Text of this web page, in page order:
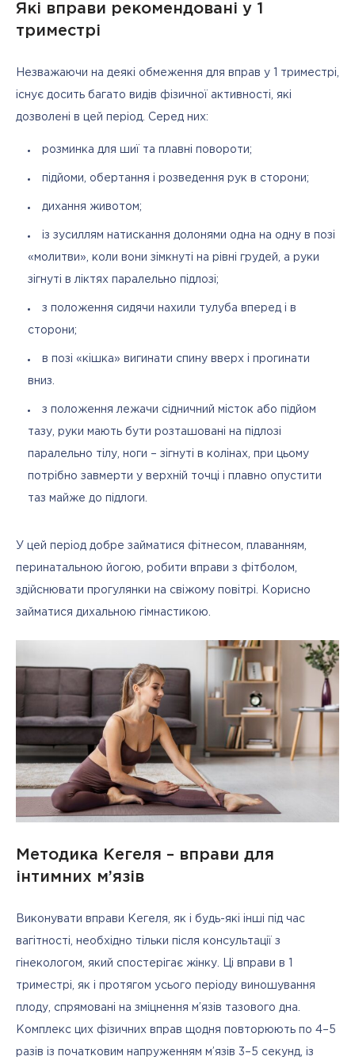
Які вправи рекомендовані у 1
триместрі
Незважаючи на деякі обмеження для вправ у 1 триместрі,
існує досить багато видів фізичної активності, які
дозволені в цей період. Серед них:
розминка для шиї та плавні повороти;
підйоми, обертання і розведення рук в сторони;
дихання животом;
із зусиллям натискання долонями одна на одну в позі
«молитви», коли вони зімкнуті на рівні грудей, а руки
зігнуті в ліктях паралельно підлозі;
з положення сидячи нахили тулуба вперед і в
сторони;
в позі «кішка» вигинати спину вверх і прогинати
вниз.
з положення лежачи сідничний місток або підйом
тазу, руки мають бути розташовані на підлозі
паралельно тілу, ноги – зігнуті в колінах, при цьому
потрібно завмерти у верхній точці і плавно опустити
таз майже до підлоги.
У цей період добре займатися фітнесом, плаванням,
перинатальною йогою, робити вправи з фітболом,
здійснювати прогулянки на свіжому повітрі. Корисно
займатися дихальною гімнастикою.
Методика Кегеля – вправи для
інтимних м’язів
Виконувати вправи Кегеля, як і будь-які інші під час
вагітності, необхідно тільки після консультації з
гінекологом, який спостерігає жінку. Ці вправи в 1
триместрі, як і протягом усього періоду виношування
плоду, спрямовані на зміцнення м’язів тазового дна.
Комплекс цих фізичних вправ щодня повторюють по 4–5
разів із початковим напруженням м’язів 3–5 секунд, із